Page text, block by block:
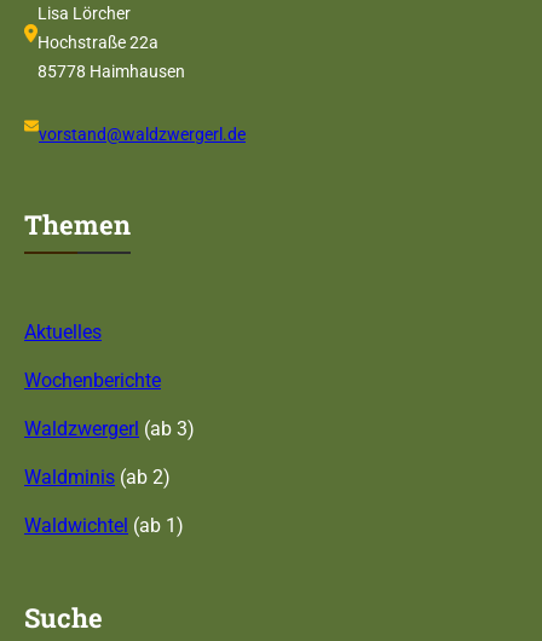
Lisa Lörcher
Hochstraße 22a
85778 Haimhausen
vorstand@waldzwergerl.de
Themen
Aktuelles
Wochenberichte
Waldzwergerl (ab 3)
Waldminis (ab 2)
Waldwichtel (ab 1)
Suche